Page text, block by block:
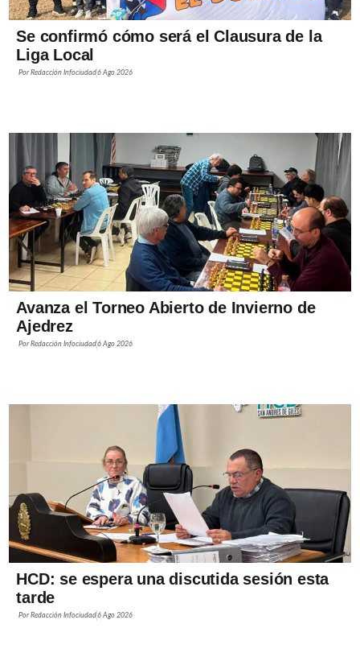
Se confirmó cómo será el Clausura de la
Liga Local
PorRedacción Infociudad6 Ago 2026
Avanza el Torneo Abierto de Invierno de
Ajedrez
PorRedacción Infociudad6 Ago 2026
HCD: se espera una discutida sesión esta
tarde
PorRedacción Infociudad6 Ago 2026